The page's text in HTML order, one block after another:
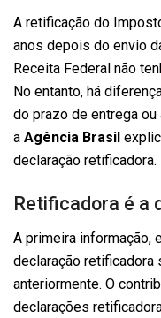
A retificação do
anos depois do envio
Receita Federal não
No entanto, há
do prazo de entrega
a Agência Brasil
declaração retificadora.
Retificadora é a
A primeira informação,
declaração retificadora
anteriormente. O
declarações